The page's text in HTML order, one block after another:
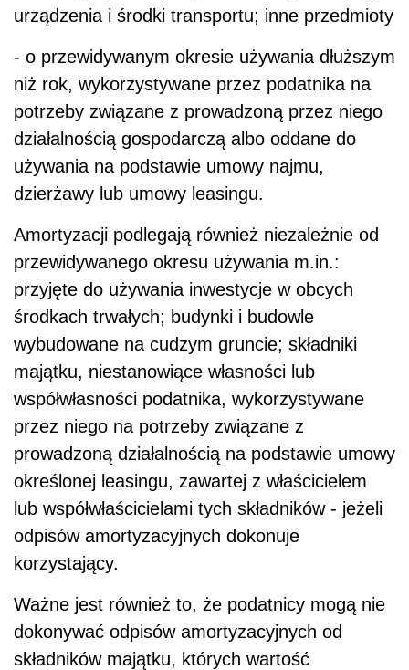
urządzenia i środki transportu; inne przedmioty
- o przewidywanym okresie używania dłuższym
niż rok, wykorzystywane przez podatnika na
potrzeby związane z prowadzoną przez niego
działalnością gospodarczą albo oddane do
używania na podstawie umowy najmu,
dzierżawy lub umowy leasingu.
Amortyzacji podlegają również niezależnie od
przewidywanego okresu używania m.in.:
przyjęte do używania inwestycje w obcych
środkach trwałych; budynki i budowle
wybudowane na cudzym gruncie; składniki
majątku, niestanowiące własności lub
współwłasności podatnika, wykorzystywane
przez niego na potrzeby związane z
prowadzoną działalnością na podstawie umowy
określonej leasingu, zawartej z właścicielem
lub współwłaścicielami tych składników - jeżeli
odpisów amortyzacyjnych dokonuje
korzystający.
Ważne jest również to, że podatnicy mogą nie
dokonywać odpisów amortyzacyjnych od
składników majątku, których wartość